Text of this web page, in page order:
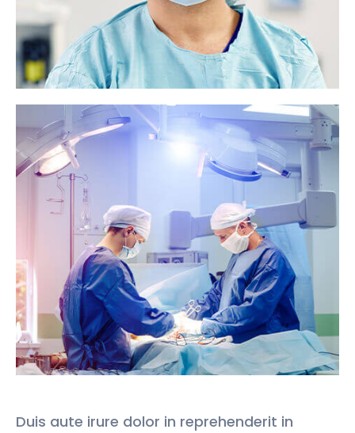
Duis aute irure dolor in reprehenderit in